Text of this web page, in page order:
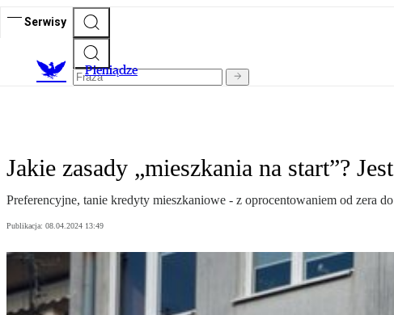
Serwisy
Pieniądze
Jakie zasady „mieszkania na start”?
Preferencyjne, tanie kredyty mieszkaniowe - z oprocentowaniem od zera
Publikacja: 08.04.2024 13:49